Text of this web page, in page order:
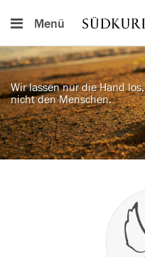
Menü
Wir lassen nur die Hand los,
nicht den Menschen.